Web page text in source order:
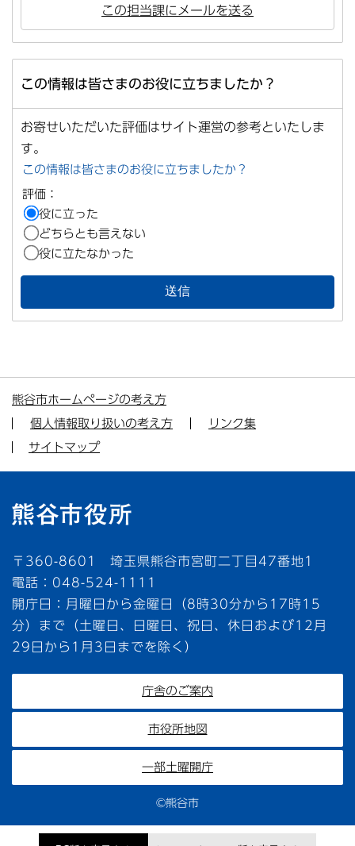
この担当課にメールを送る
この情報は皆さまのお役に立ちましたか？
お寄せいただいた評価はサイト運営の参考といたしま
す。
この情報は皆さまのお役に立ちましたか？
評価：
役に立った
どちらとも言えない
役に立たなかった
熊谷市ホームページの考え方
個人情報取り扱いの考え方
リンク集
サイトマップ
〒360-8601 埼玉県熊谷市宮町二丁目47番地1
電話：048-524-1111
開庁日：月曜日から金曜日（8時30分から17時15
分）まで（土曜日、日曜日、祝日、休日および12月
29日から1月3日までを除く）
庁舎のご案内
市役所地図
一部土曜開庁
©熊谷市